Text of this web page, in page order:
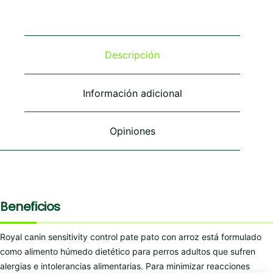
opciones
elegir
página
opciones
elegir
página
Descripción
Información adicional
Opiniones
Beneficios
Royal canin sensitivity control pate pato con arroz está formulado
como alimento húmedo dietético para perros adultos que sufren
alergias e intolerancias alimentarias. Para minimizar reacciones